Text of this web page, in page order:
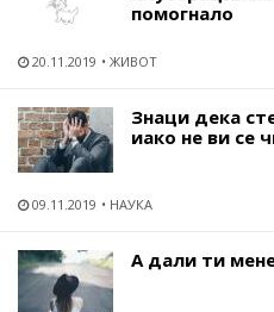
помогнало
20.11.2019 ЖИВОТ
Знаци дека
иако не ви се
09.11.2019 НАУКА
А дали ти